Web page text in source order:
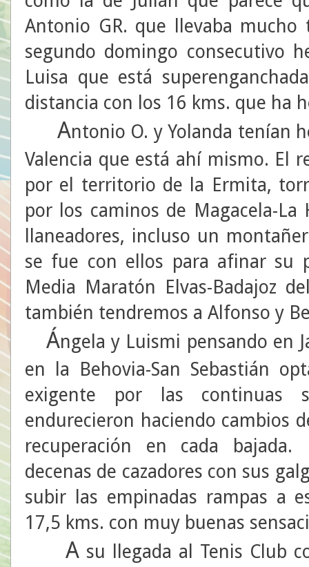
Antonio GR. que llevaba
segundo domingo consecutivo
Luisa que está
distancia con los 16 kms. que ha
Antonio O. y Yolanda tenían
Valencia que está ahí mismo. El
por el territorio de la Ermita,
por los caminos de Magacela-
llaneadores, incluso un
se fue con ellos para afinar su
Media Maratón Elvas-Badajoz
también tendremos a Alfonso y
Ángela y Luismi pensando en
en la Behovia-San Sebastián
exigente por las continuas
endurecieron haciendo cambios
recuperación en cada
decenas de cazadores con sus
subir las empinadas rampas a
17,5 kms. con muy buenas
A su llegada al Tenis Club